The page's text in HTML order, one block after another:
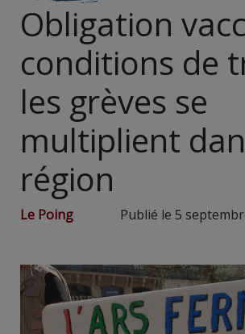
Obligation
conditions de
les grèves se
multiplient
région
Le Poing Publié le 5